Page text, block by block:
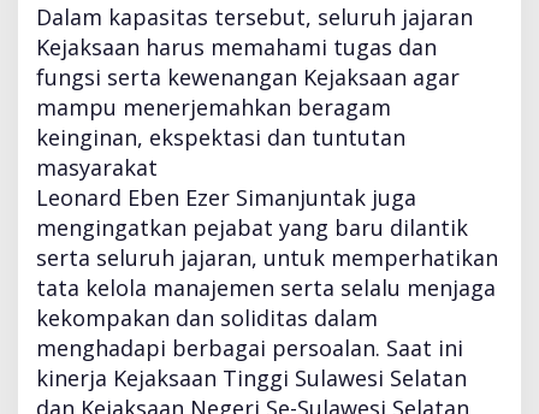
Dalam kapasitas tersebut, seluruh jajaran
Kejaksaan harus memahami tugas dan
fungsi serta kewenangan Kejaksaan agar
mampu menerjemahkan beragam
keinginan, ekspektasi dan tuntutan
masyarakat
Leonard Eben Ezer Simanjuntak juga
mengingatkan pejabat yang baru dilantik
serta seluruh jajaran, untuk memperhatikan
tata kelola manajemen serta selalu menjaga
kekompakan dan soliditas dalam
menghadapi berbagai persoalan. Saat ini
kinerja Kejaksaan Tinggi Sulawesi Selatan
dan Kejaksaan Negeri Se-Sulawesi Selatan